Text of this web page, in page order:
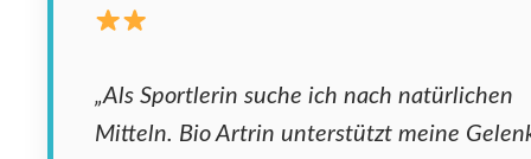
„Als Sportlerin suche ich nach natürlichen
Mitteln. Bio Artrin unterstützt meine